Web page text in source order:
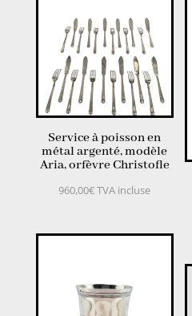
Service à poisson en
métal argenté, modèle
Aria, orfèvre Christofle
960,00€TVA incluse